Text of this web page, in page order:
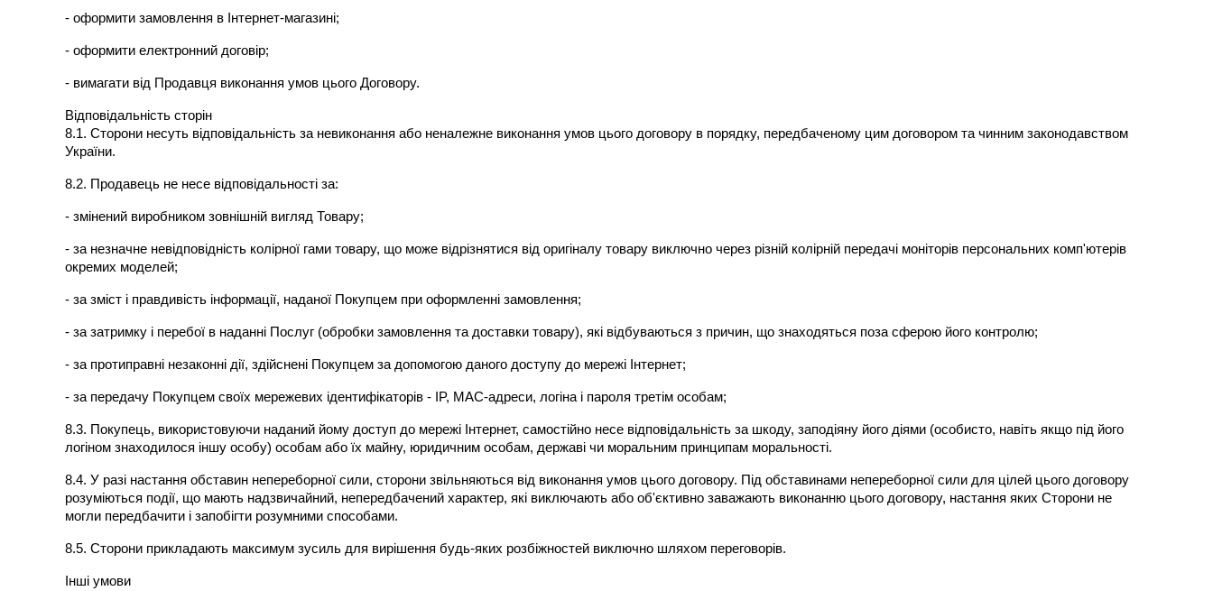
- оформити замовлення в Інтернет-магазині;
- оформити електронний договір;
- вимагати від Продавця виконання умов цього Договору.
Відповідальність сторін
8.1. Сторони несуть відповідальність за невиконання або неналежне виконання умов цього договору в порядку, передбаченому цим договором та чинним законодавством
України.
8.2. Продавець не несе відповідальності за:
- змінений виробником зовнішній вигляд Товару;
- за незначне невідповідність колірної гами товару, що може відрізнятися від оригіналу товару виключно через різній колірній передачі моніторів персональних комп'ютерів
окремих моделей;
- за зміст і правдивість інформації, наданої Покупцем при оформленні замовлення;
- за затримку і перебої в наданні Послуг (обробки замовлення та доставки товару), які відбуваються з причин, що знаходяться поза сферою його контролю;
- за протиправні незаконні дії, здійснені Покупцем за допомогою даного доступу до мережі Інтернет;
- за передачу Покупцем своїх мережевих ідентифікаторів - IP, MAC-адреси, логіна і пароля третім особам;
8.3. Покупець, використовуючи наданий йому доступ до мережі Інтернет, самостійно несе відповідальність за шкоду, заподіяну його діями (особисто, навіть якщо під його
логіном знаходилося іншу особу) особам або їх майну, юридичним особам, державі чи моральним принципам моральності.
8.4. У разі настання обставин непереборної сили, сторони звільняються від виконання умов цього договору. Під обставинами непереборної сили для цілей цього договору
розуміються події, що мають надзвичайний, непередбачений характер, які виключають або об'єктивно заважають виконанню цього договору, настання яких Сторони не
могли передбачити і запобігти розумними способами.
8.5. Сторони прикладають максимум зусиль для вирішення будь-яких розбіжностей виключно шляхом переговорів.
Інші умови